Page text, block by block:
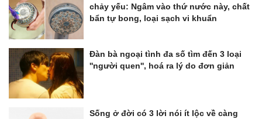
chảy yếu: Ngâm vào thứ nước này, chất
bẩn tự bong, loại sạch vi khuẩn
Đàn bà ngoại tình đa số tìm đến 3 loại
''người quen'', hoá ra lý do đơn giản
Sống ở đời có 3 lời nói ít lộc về càng